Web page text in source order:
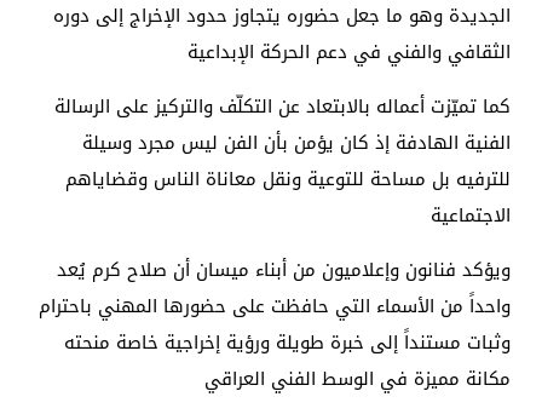
الجديدة وهو ما جعل حضوره يتجاوز حدود الإخراج إلى دوره
الثقافي والفني في دعم الحركة الإبداعية
كما تميّزت أعماله بالابتعاد عن التكلّف والتركيز على الرسالة
الفنية الهادفة إذ كان يؤمن بأن الفن ليس مجرد وسيلة
للترفيه بل مساحة للتوعية ونقل معاناة الناس وقضاياهم
الاجتماعية
ويؤكد فنانون وإعلاميون من أبناء ميسان أن صلاح كرم يُعد
واحداً من الأسماء التي حافظت على حضورها المهني باحترام
وثبات مستنداً إلى خبرة طويلة ورؤية إخراجية خاصة منحته
مكانة مميزة في الوسط الفني العراقي